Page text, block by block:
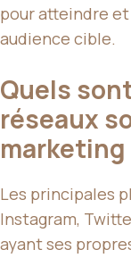
pour atteindre
audience cible.
Quels
réseaux
marketing
Les principales
Instagram,
ayant ses